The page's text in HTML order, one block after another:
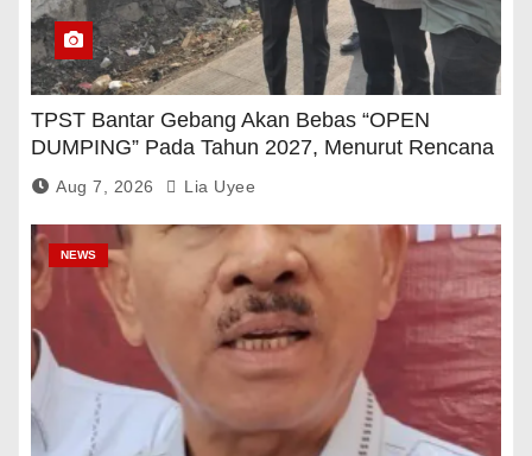
TPST Bantar Gebang Akan Bebas “OPEN
DUMPING” Pada Tahun 2027, Menurut Rencana
Pemerintah
Aug 7, 2026 Lia Uyee
NEWS